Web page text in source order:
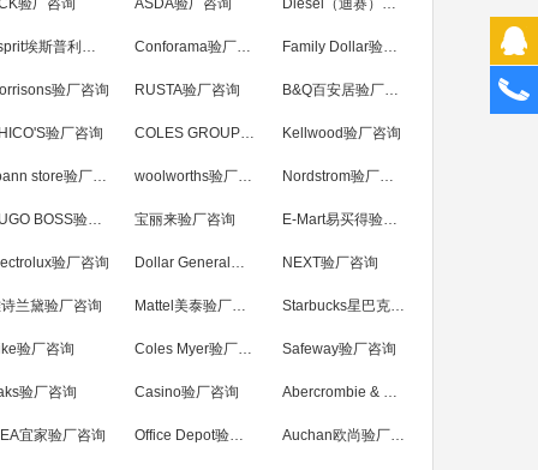
验厂咨询 ASDA验厂咨询 Diesel（迪赛）验厂咨询
Esprit埃斯普利特验厂咨询 Conforama验厂咨询 Family Dollar验厂咨询
验厂咨询 RUSTA验厂咨询 B&Q百安居验厂咨询
验厂咨询 COLES GROUP验厂咨询 Kellwood验厂咨询
Joann store验厂咨询 woolworths验厂咨询 Nordstrom验厂咨询
HUGO BOSS验厂咨询 宝丽来验厂咨询 E-Mart易买得验厂咨询
验厂咨询 Dollar General验厂咨询 NEXT验厂咨询
兰黛验厂咨询 Mattel美泰验厂咨询 Starbucks星巴克验厂咨询
验厂咨询 Coles Myer验厂咨询 Safeway验厂咨询
验厂咨询 Casino验厂咨询 Abercrombie & Fitch验厂咨询
宜家验厂咨询 Office Depot验厂咨询 Auchan欧尚验厂咨询